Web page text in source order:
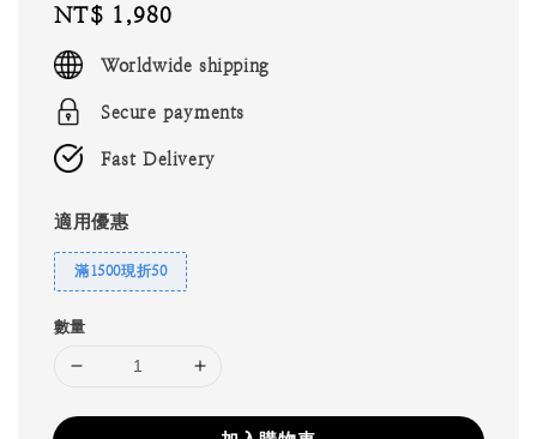
Regular
price
NT$ 1,980
Worldwide shipping
Secure payments
Fast Delivery
適用優惠
滿1500現折50
數量